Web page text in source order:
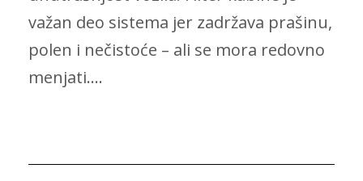
važan deo sistema jer zadržava prašinu,
polen i nečistoće – ali se mora redovno
menjati....